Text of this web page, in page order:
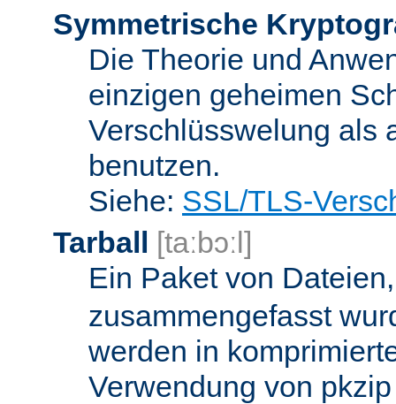
Symmetrische
Die Theorie und
einzigen geheimen
Verschlüsswelung als
benutzen.
Siehe: SSL/TLS-
Tarball [taːbɔːl]
Ein Paket von
zusammengefasst
werden in
Verwendung von